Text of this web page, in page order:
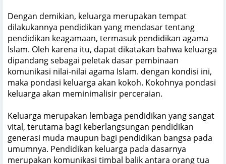
Dengan demikian, keluarga merupakan tempat
dilakukannya pendidikan yang mendasar tentang
pendidikan keagamaan, termasuk pendidikan agama
Islam. Oleh karena itu, dapat dikatakan bahwa keluarga
dipandang sebagai peletak dasar pembinaan
komunikasi nilai-nilai agama Islam. dengan kondisi ini,
maka pondasi keluarga akan kokoh. Kokohnya pondasi
keluarga akan meminimalisir perceraian.
Keluarga merupakan lembaga pendidikan yang sangat
vital, terutama bagi keberlangsungan pendidikan
generasi muda maupun bagi pendidikan bangsa pada
umumnya. Pendidikan keluarga pada dasarnya
merupakan komunikasi timbal balik antara orang tua